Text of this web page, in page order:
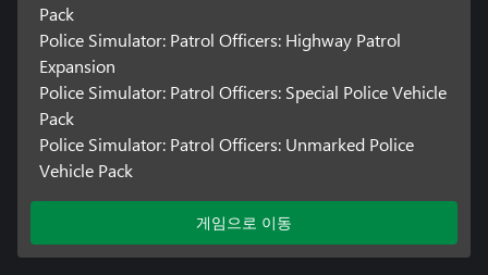
Pack
Police Simulator: Patrol Officers: Highway Patrol
Expansion
Police Simulator: Patrol Officers: Special Police Vehicle
Pack
Police Simulator: Patrol Officers: Unmarked Police
Vehicle Pack
게임으로 이동